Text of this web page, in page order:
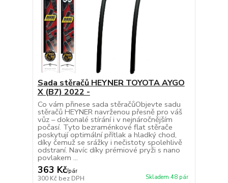
Sada stěračů HEYNER TOYOTA AYGO
X (B7) 2022 -
Co vám přinese sada stěračůObjevte sadu
stěračů HEYNER navrženou přesně pro váš
vůz – dokonalé stírání i v nejnáročnějším
počasí. Tyto bezraménkové flat stěrače
poskytují optimální přítlak a hladký chod,
díky čemuž se srážky i nečistoty spolehlivě
odstraní. Navíc díky prémiové pryži s nano
povlakem ...
363 Kč/pár
300 Kč bez DPH Skladem 48 pár